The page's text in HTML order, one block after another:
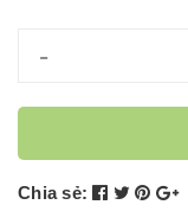
-
Chia sẻ: